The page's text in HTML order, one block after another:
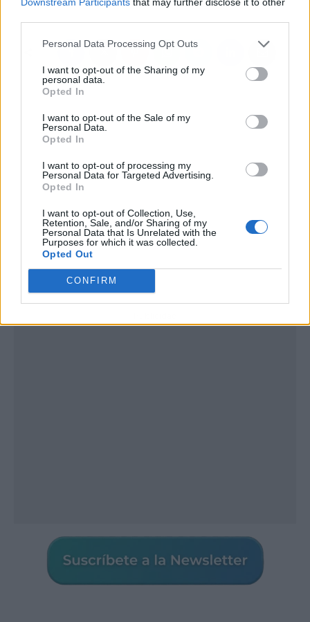
Personal Data Processing Opt Outs
I want to opt-out of the Sharing of my
personal data.
Opted In
I want to opt-out of the Sale of my
Personal Data.
Opted In
I want to opt-out of processing my
Personal Data for Targeted Advertising.
Opted In
I want to opt-out of Collection, Use,
Retention, Sale, and/or Sharing of my
Personal Data that Is Unrelated with the
Purposes for which it was collected.
Opted Out
CONFIRM
medioambiente